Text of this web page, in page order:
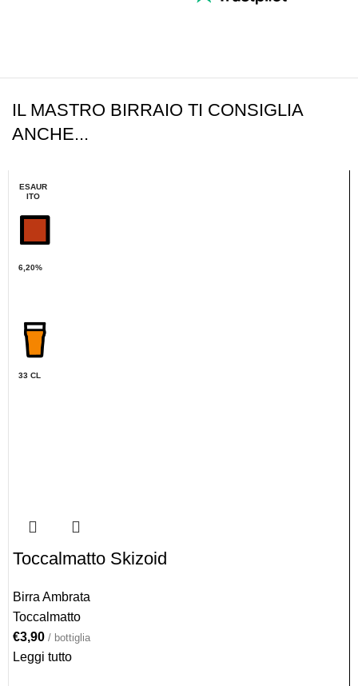
IL MASTRO BIRRAIO TI CONSIGLIA
ANCHE...
ESAUR
ITO
6,20%
33 CL
Toccalmatto Skizoid
Birra Ambrata
Toccalmatto
€3,90 / bottiglia
Leggi tutto